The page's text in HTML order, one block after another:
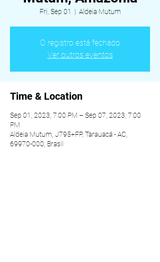
Fri, Sep 01
  |
Aldeia Mutum
O registro está fechado
Ver outros eventos
Time & Location
Sep 01, 2023, 7:00 PM – Sep 07, 2023, 7:00
PM
Aldeia Mutum, J795+FP, Tarauacá - AC,
69970-000, Brasil